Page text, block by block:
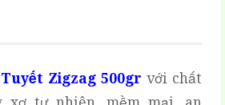
Zigzag 500gr với chất